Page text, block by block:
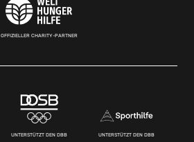
OFFIZIELLER CHARITY-PARTNER
UNTERSTÜTZT DEN DBB UNTERSTÜTZT DEN DBB